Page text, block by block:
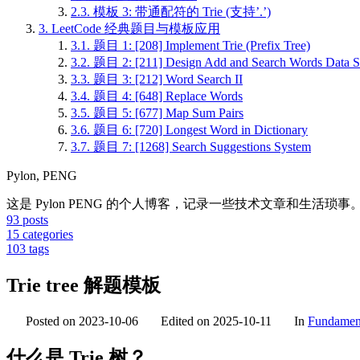
2.3. 模板 3: 带通配符的 Trie (支持’.’)
3. LeetCode 经典题目与模板应用
3.1. 题目 1: [208] Implement Trie (Prefix Tree)
3.2. 题目 2: [211] Design Add and Search Words Data
3.3. 题目 3: [212] Word Search II
3.4. 题目 4: [648] Replace Words
3.5. 题目 5: [677] Map Sum Pairs
3.6. 题目 6: [720] Longest Word in Dictionary
3.7. 题目 7: [1268] Search Suggestions System
Pylon, PENG
这是 Pylon PENG 的个人博客，记录一些技术文章和生活琐事。
93 posts
15 categories
103 tags
Trie tree 解题模板
Posted on 2023-10-06 Edited on 2025-10-11 In